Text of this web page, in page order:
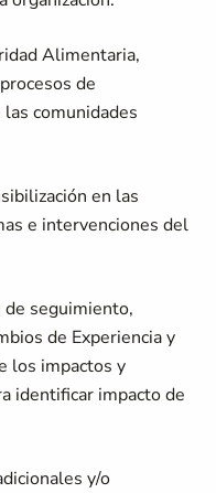
Alimentaria,
de
comunidades
en las
e intervenciones del
de seguimiento,
de Experiencia y
los impactos y
identificar impacto de
y/o